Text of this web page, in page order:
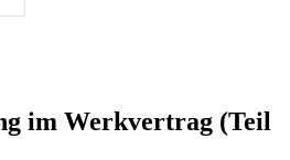
im Werkvertrag (Teil